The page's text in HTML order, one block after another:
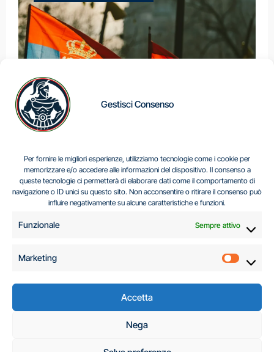
Gestisci Consenso
Per fornire le migliori esperienze, utilizziamo tecnologie come i cookie per
memorizzare e/o accedere alle informazioni del dispositivo. Il consenso a
queste tecnologie ci permetterà di elaborare dati come il comportamento di
navigazione o ID unici su questo sito. Non acconsentire o ritirare il consenso può
influire negativamente su alcune caratteristiche e funzioni.
Funzionale Sempre attivo
Marketing
Accetta
Nega
Centro Analisi e Studi Italus © Tutti i diritti riservati
C.A.S.I. – Centro
Analisi e Studi Italus